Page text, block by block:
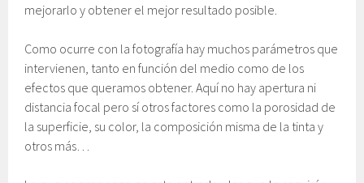
mejorarlo y obtener el mejor resultado posible.
Como ocurre con la fotografía hay muchos parámetros que
intervienen, tanto en función del medio como de los
efectos que queramos obtener. Aquí no hay apertura ni
distancia focal pero sí otros factores como la porosidad de
la superficie, su color, la composición misma de la tinta y
otros más…